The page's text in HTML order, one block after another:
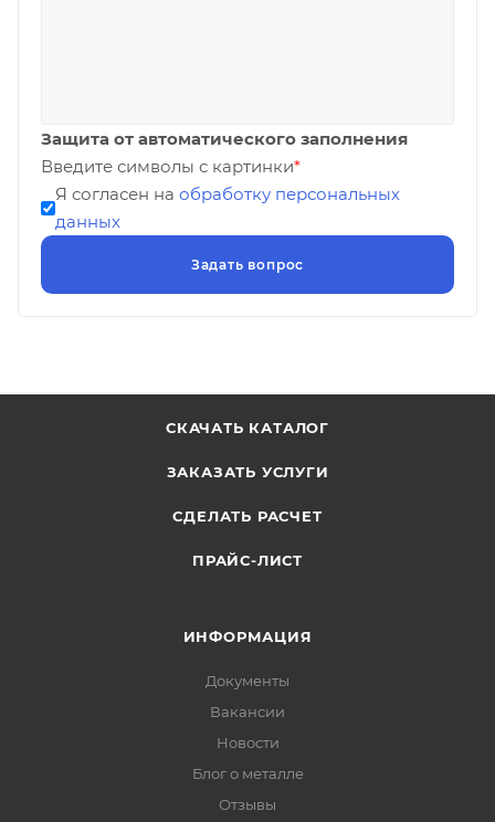
Защита от автоматического заполнения
Введите символы с картинки*
Я согласен на обработку персональных
данных
СКАЧАТЬ КАТАЛОГ
ЗАКАЗАТЬ УСЛУГИ
СДЕЛАТЬ РАСЧЕТ
ПРАЙС-ЛИСТ
ИНФОРМАЦИЯ
Документы
Вакансии
Новости
Блог о металле
Отзывы